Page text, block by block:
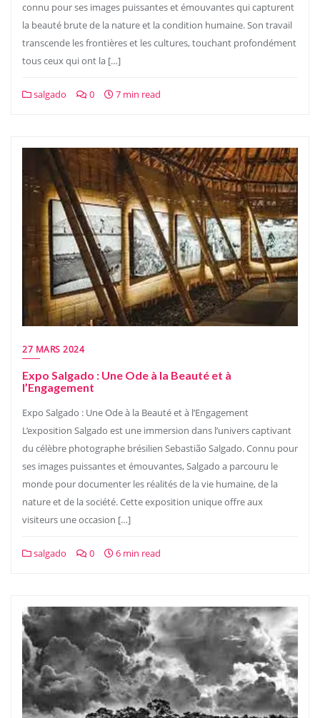
connu pour ses images puissantes et émouvantes qui capturent
la beauté brute de la nature et la condition humaine. Son travail
transcende les frontières et les cultures, touchant profondément
tous ceux qui ont la […]
salgado 0 7 min read
27 MARS 2024
Expo Salgado : Une Ode à la Beauté et à
l’Engagement
Expo Salgado : Une Ode à la Beauté et à l’Engagement
L’exposition Salgado est une immersion dans l’univers captivant
du célèbre photographe brésilien Sebastião Salgado. Connu pour
ses images puissantes et émouvantes, Salgado a parcouru le
monde pour documenter les réalités de la vie humaine, de la
nature et de la société. Cette exposition unique offre aux
visiteurs une occasion […]
salgado 0 6 min read